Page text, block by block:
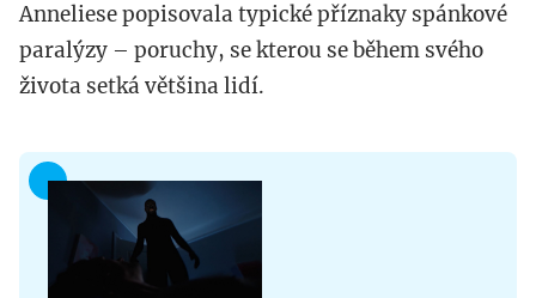
Anneliese popisovala typické příznaky spánkové
paralýzy – poruchy, se kterou se během svého
života setká většina lidí.